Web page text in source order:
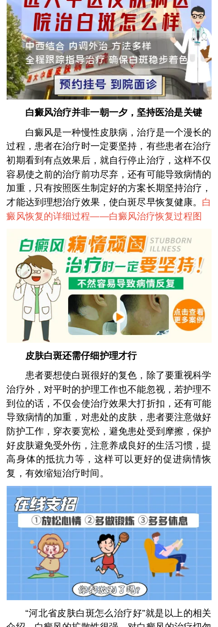
白癜风治疗并非一朝一夕，坚持医治是关键
白癜风是一种慢性皮肤病，治疗是一个漫长的
过程，患者在治疗时一定要坚持，有些患者在治疗
初期看到有点效果后，就自行停止治疗，这样不仅
容易使之前的治疗前功尽弃，还有可能导致病情的
加重，只有按照医生制定好的方案长期坚持治疗，
才能达到理想治疗效果，使白斑尽早恢复健康。 白
癜风恢复的详细过程——白癜风治疗恢复过程图
皮肤白斑还需仔细护理才行
患者要想使白斑很好的复色，除了要重视科学
治疗外，对平时的护理工作也不能忽视，若护理不
到位的话，不仅会使治疗效果大打折扣，还有可能
导致病情的加重，对患处的皮肤，患者要注意做好
防护工作，穿衣要宽松，避免患处受到摩擦，保护
好皮肤避免受外伤，注意养成良好的生活习惯，提
高身体的抵抗力等，这样可以更好的促进病情恢
复，有效缩短治疗时间。
“河北省皮肤白斑怎么治疗好”就是以上的相关